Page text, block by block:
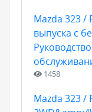
Mazda 323 /
выпуска с
1458
Mazda 323 /